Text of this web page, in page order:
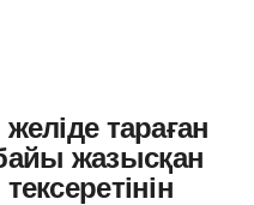
желіде тараған
жазысқан